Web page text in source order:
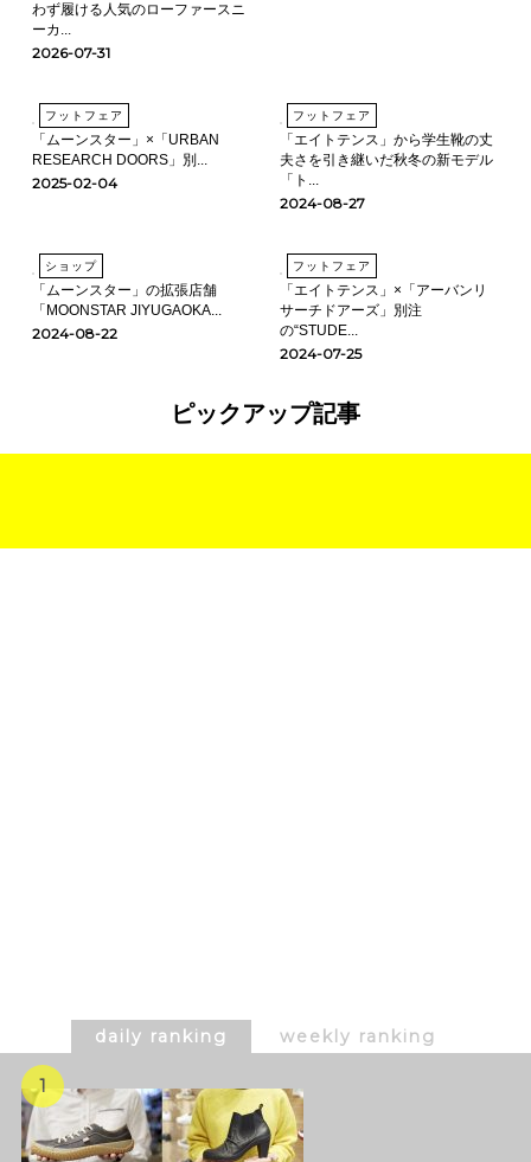
わず履ける人気のローファースニ
ーカ...
2026-07-31
フットフェア
「ムーンスター」×「URBAN
RESEARCH DOORS」別...
2025-02-04
フットフェア
「エイトテンス」から学生靴の丈
夫さを引き継いだ秋冬の新モデル
「ト...
2024-08-27
ショップ
「ムーンスター」の拡張店舗
「MOONSTAR JIYUGAOKA...
2024-08-22
フットフェア
「エイトテンス」×「アーバンリ
サーチドアーズ」別注
の“STUDE...
2024-07-25
ピックアップ記事
daily ranking weekly ranking